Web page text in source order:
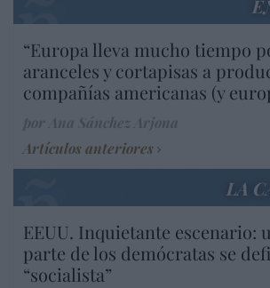
“Europa lleva mucho tiempo
aranceles y cortapisas a
compañías americanas (y
Artículos anteriores
LA
EEUU. Inquietante escenario:
parte de los demócratas se
“socialista”